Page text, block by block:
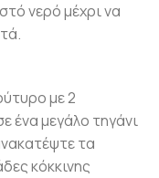
νερό μέχρι να
με 2
ένα μεγάλο τηγάνι
τα
κόκκινης